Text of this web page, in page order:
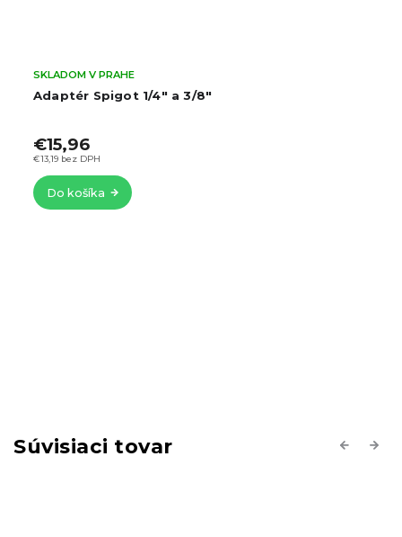
Adaptér Spigot 1/4" a 3/8"
SKLADOM V PRAHE
€13,19 bez DPH
€15,96
Do košíka
Súvisiaci tovar Previous
Next